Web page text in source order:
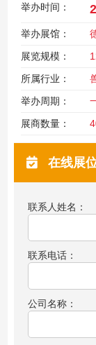
举办时间：
举办展馆：
展览规模：
所属行业：
举办周期：
展商数量：
在线展
联系人姓名：
联系电话：
公司名称：